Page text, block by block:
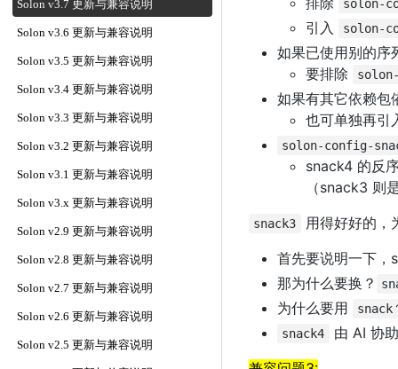
Solon v3.7 更新与兼容说明
Solon v3.6 更新与兼容说明
Solon v3.5 更新与兼容说明
Solon v3.4 更新与兼容说明
Solon v3.3 更新与兼容说明
Solon v3.2 更新与兼容说明
Solon v3.1 更新与兼容说明
Solon v3.x 更新与兼容说明
Solon v2.9 更新与兼容说明
Solon v2.8 更新与兼容说明
Solon v2.7 更新与兼容说明
Solon v2.6 更新与兼容说明
Solon v2.5 更新与兼容说明
solon-
引入 solon-
如果已使用别的序
要排除
如果有其它依赖包
也可单独再引
solon-config-
snack4 的反
（snack3 则
snack3
用得好好的
首先要说明一下
那为什么要换？
为什么要用
snack
snack4
由 AI 协